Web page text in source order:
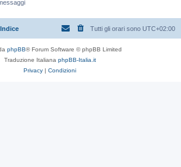
Indice Tutti gli orari sono UTC+02:00
phpBB® Forum Software © phpBB Limited
Traduzione Italiana phpBB-Italia.it
Privacy | Condizioni